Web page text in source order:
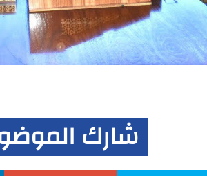
شارك